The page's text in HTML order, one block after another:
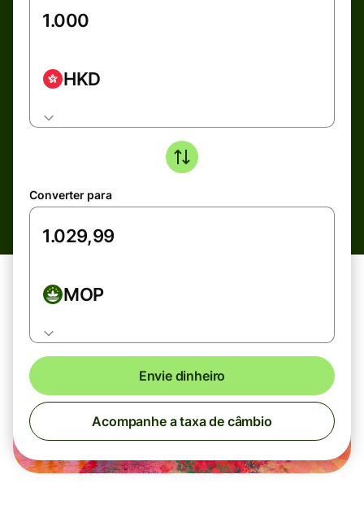
HKD
Converter para
MOP
Envie dinheiro
Acompanhe a taxa de câmbio